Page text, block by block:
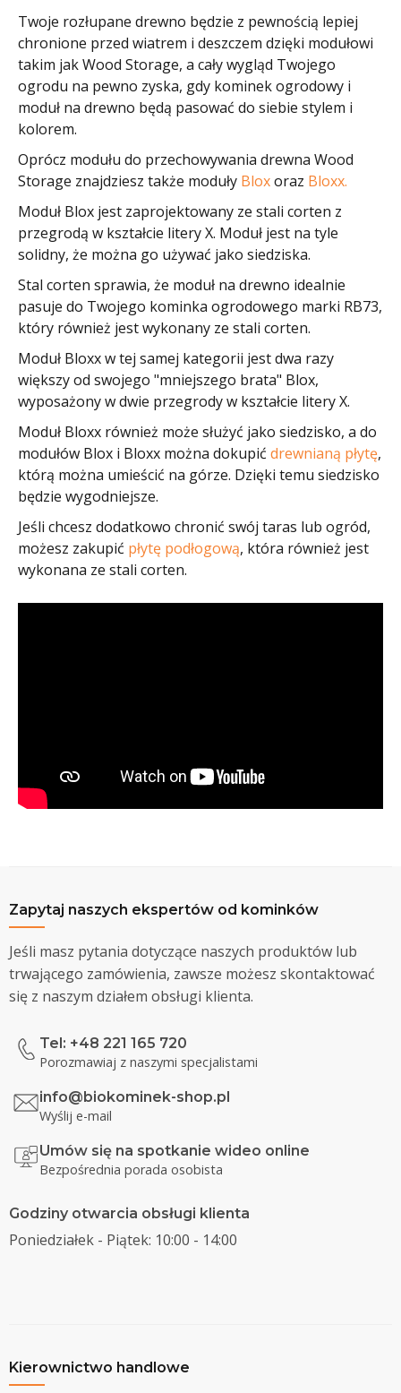
Twoje rozłupane drewno będzie z pewnością lepiej
chronione przed wiatrem i deszczem dzięki modułowi
takim jak Wood Storage, a cały wygląd Twojego
ogrodu na pewno zyska, gdy kominek ogrodowy i
moduł na drewno będą pasować do siebie stylem i
kolorem.
Oprócz modułu do przechowywania drewna Wood
Storage znajdziesz także moduły Bloxoraz Bloxx.
Moduł Blox jest zaprojektowany ze stali corten z
przegrodą w kształcie litery X. Moduł jest na tyle
solidny, że można go używać jako siedziska.
Stal corten sprawia, że moduł na drewno idealnie
pasuje do Twojego kominka ogrodowego marki RB73,
który również jest wykonany ze stali corten.
Moduł Bloxx w tej samej kategorii jest dwa razy
większy od swojego "mniejszego brata" Blox,
wyposażony w dwie przegrody w kształcie litery X.
Moduł Bloxx również może służyć jako siedzisko, a do
modułów Blox i Bloxx można dokupić drewnianą płytę,
którą można umieścić na górze. Dzięki temu siedzisko
będzie wygodniejsze.
Jeśli chcesz dodatkowo chronić swój taras lub ogród,
możesz zakupić płytę podłogową, która również jest
wykonana ze stali corten.
Zapytaj naszych ekspertów od kominków
Jeśli masz pytania dotyczące naszych produktów lub
trwającego zamówienia, zawsze możesz skontaktować
się z naszym działem obsługi klienta.
Tel: +48 221 165 720
Porozmawiaj z naszymi specjalistami
info@biokominek-shop.pl
Wyślij e-mail
Umów się na spotkanie wideo online
Bezpośrednia porada osobista
Godziny otwarcia obsługi klienta
Poniedziałek - Piątek: 10:00 - 14:00
Kierownictwo handlowe